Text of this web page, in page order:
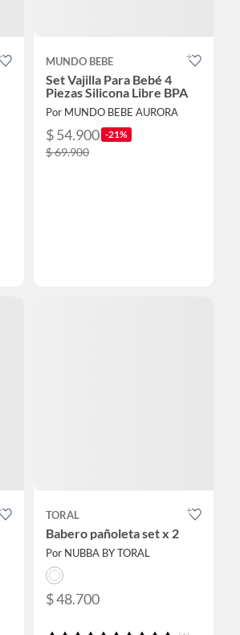
MUNDO BEBE
Set Vajilla Para Bebé 4
Piezas Silicona Libre BPA
Por MUNDO BEBE AURORA
$ 54.900 -21%
$ 69.900
TORAL
Babero pañoleta set x 2
Por NUBBA BY TORAL
$ 48.700